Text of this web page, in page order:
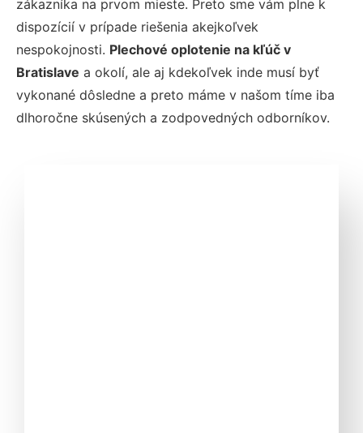
zákazníka na prvom mieste. Preto sme vám plne k
dispozícií v prípade riešenia akejkoľvek
nespokojnosti. Plechové oplotenie na kľúč v
Bratislave a okolí, ale aj kdekoľvek inde musí byť
vykonané dôsledne a preto máme v našom tíme iba
dlhoročne skúsených a zodpovedných odborníkov.